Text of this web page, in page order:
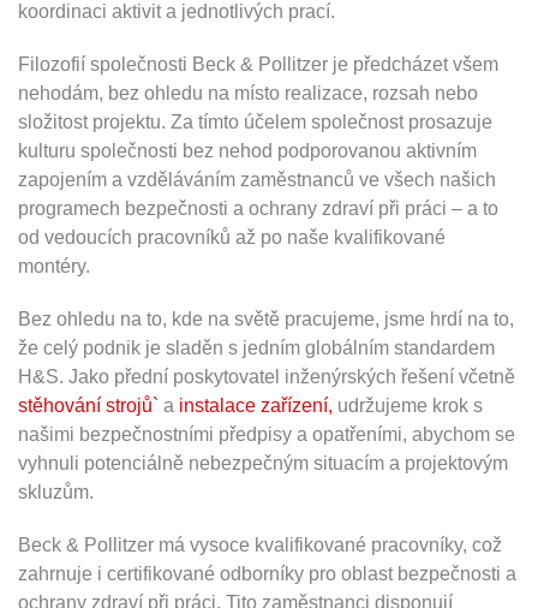
koordinaci aktivit a jednotlivých prací.
Filozofií společnosti Beck & Pollitzer je předcházet všem
nehodám, bez ohledu na místo realizace, rozsah nebo
složitost projektu. Za tímto účelem společnost prosazuje
kulturu společnosti bez nehod podporovanou aktivním
zapojením a vzděláváním zaměstnanců ve všech našich
programech bezpečnosti a ochrany zdraví při práci – a to
od vedoucích pracovníků až po naše kvalifikované
montéry.
Bez ohledu na to, kde na světě pracujeme, jsme hrdí na to,
že celý podnik je sladěn s jedním globálním standardem
H&S. Jako přední poskytovatel inženýrských řešení včetně
stěhování strojů` a instalace zařízení, udržujeme krok s
našimi bezpečnostními předpisy a opatřeními, abychom se
vyhnuli potenciálně nebezpečným situacím a projektovým
skluzům.
Beck & Pollitzer má vysoce kvalifikované pracovníky, což
zahrnuje i certifikované odborníky pro oblast bezpečnosti a
ochrany zdraví při práci. Tito zaměstnanci disponují